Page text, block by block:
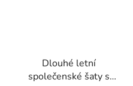
Dlouhé letní
společenské šaty s